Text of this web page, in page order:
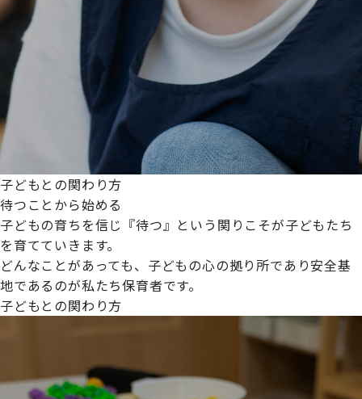
子どもとの関わり方
待つことから始める
子どもの育ちを信じ『待つ』という関りこそが子どもたち
を育てていきます。
どんなことがあっても、子どもの心の拠り所であり安全基
地であるのが私たち保育者です。
子どもとの関わり方